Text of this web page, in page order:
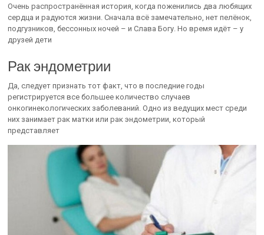
Очень распространённая история, когда поженились два любящих
сердца и радуются жизни. Сначала всё замечательно, нет пелёнок,
подгузников, бессонных ночей – и Слава Богу. Но время идёт – у
друзей дети
Рак эндометрии
Да, следует признать тот факт, что в последние годы
регистрируется все большее количество случаев
онкогинекологических заболеваний. Одно из ведущих мест среди
них занимает рак матки или рак эндометрии, который
представляет